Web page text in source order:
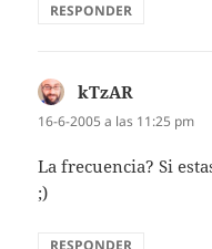
RESPONDER
kTzAR
16-6-2005 a las 11:25 pm
La frecuencia? Si
;)